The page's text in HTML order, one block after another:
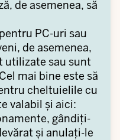
de asemenea, să
PC-uri sau
de asemenea,
utilizate sau sunt
mai bine este să
cheltuielile cu
valabil și aici:
gândiți-
și anulați-le